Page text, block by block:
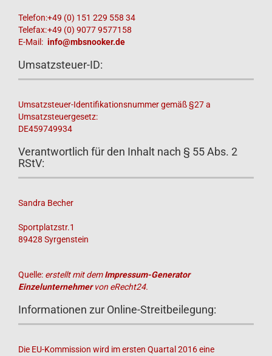
Telefon:+49 (0) 151 229 558 34
Telefax:+49 (0) 9077 9577158
E-Mail: info@mbsnooker.de
Umsatzsteuer-ID:
Umsatzsteuer-Identifikationsnummer gemäß §27 a
Umsatzsteuergesetz:
DE459749934
Verantwortlich für den Inhalt nach § 55 Abs. 2
RStV:
Sandra Becher
Sportplatzstr.1
89428 Syrgenstein
Quelle: erstellt mit demImpressum-Generator
Einzelunternehmervon eRecht24.
Informationen zur Online-Streitbeilegung:
Die EU-Kommission wird im ersten Quartal 2016 eine